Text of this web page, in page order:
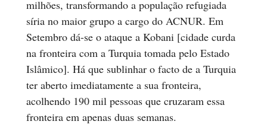
milhões, transformando a população refugiada
síria no maior grupo a cargo do ACNUR. Em
Setembro dá-se o ataque a Kobani [cidade curda
na fronteira com a Turquia tomada pelo Estado
Islâmico]. Há que sublinhar o facto de a Turquia
ter aberto imediatamente a sua fronteira,
acolhendo 190 mil pessoas que cruzaram essa
fronteira em apenas duas semanas.